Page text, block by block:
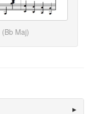
(Bb Maj)